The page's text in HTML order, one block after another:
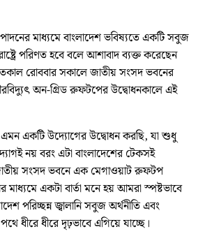
মাধ্যমে বাংলাদেশ ভবিষ্যতে একটি সবুজ
পরিণত হবে বলে আশাবাদ ব্যক্ত করেছেন
গতকাল রোববার সকালে জাতীয় সংসদ ভবনের
অন-গ্রিড রুফটপের উদ্বোধনকালে এই
একটি উদ্যোগের উদ্বোধন করছি, যা শুধু
নয় বরং এটা বাংলাদেশের টেকসই
সংসদ ভবনে এক মেগাওয়াট রুফটপ
মাধ্যমে একটা বার্তা মনে হয় আমরা স্পষ্টভাবে
পরিচ্ছন্ন জ্বালানি সবুজ অর্থনীতি এবং
ধীরে ধীরে দৃঢ়ভাবে এগিয়ে যাচ্ছে।